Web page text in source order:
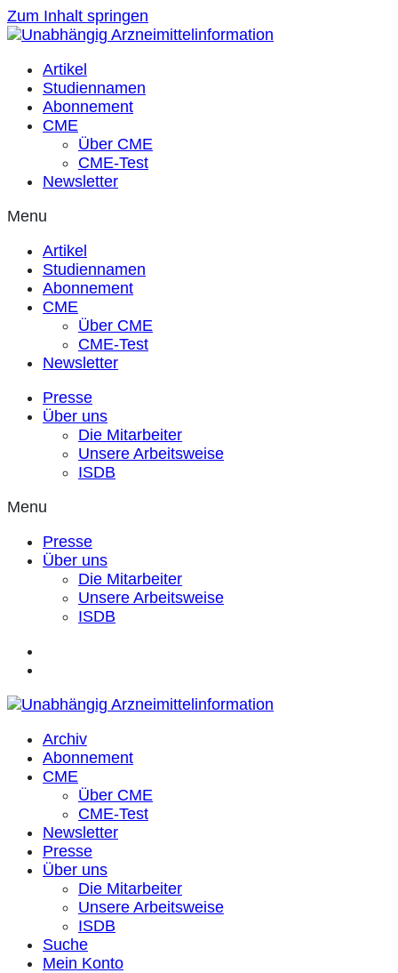
Zum Inhalt springen
Artikel
Studiennamen
Abonnement
CME
Über CME
CME-Test
Newsletter
Menu
Artikel
Studiennamen
Abonnement
CME
Über CME
CME-Test
Newsletter
Presse
Über uns
Die Mitarbeiter
Unsere Arbeitsweise
ISDB
Menu
Presse
Über uns
Die Mitarbeiter
Unsere Arbeitsweise
ISDB
Archiv
Abonnement
CME
Über CME
CME-Test
Newsletter
Presse
Über uns
Die Mitarbeiter
Unsere Arbeitsweise
ISDB
Suche
Mein Konto